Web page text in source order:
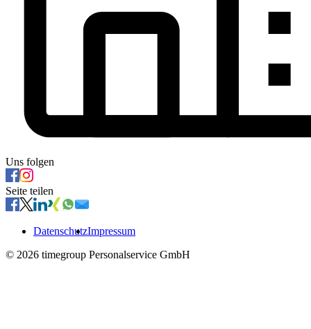
Uns folgen
Seite teilen
DatenschutzImpressum
© 2026 timegroup Personalservice GmbH